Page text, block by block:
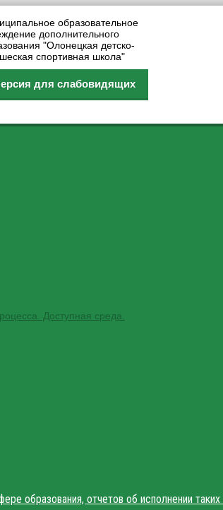
образовательное
дополнительного
"Олонецкая детско-
спортивная школа"
для слабовидящих
Доступная среда.
образования, отчетов об исполнении таких